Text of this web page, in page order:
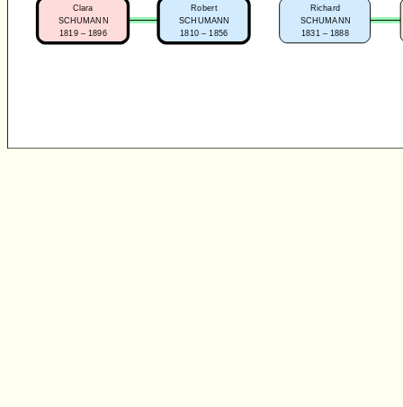
Robert
SCHUMANN
1810 – 1856
Clara
SCHUMANN
1819 – 1896
Richard
SCHUMANN
1831 – 1888